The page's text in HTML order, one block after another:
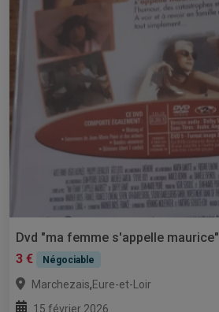
Dvd "ma femme s'appelle maurice"
3 €
Négociable
Marchezais,Eure-et-Loir
15 février 2026